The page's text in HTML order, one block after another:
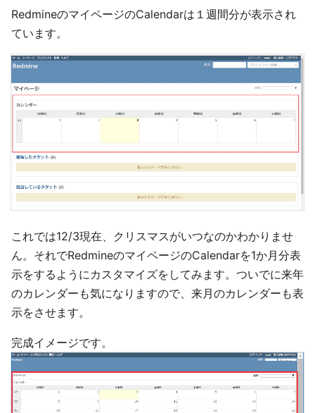
RedmineのマイページのCalendarは１週間分が表示され
ています。
これでは12/3現在、クリスマスがいつなのかわかりませ
ん。それでRedmineのマイページのCalendarを1か月分表
示をするようにカスタマイズをしてみます。ついでに来年
のカレンダーも気になりますので、来月のカレンダーも表
示をさせます。
完成イメージです。